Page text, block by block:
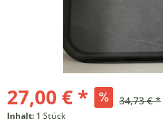
27,00 € * 34,73 € *
Inhalt: 1 Stück